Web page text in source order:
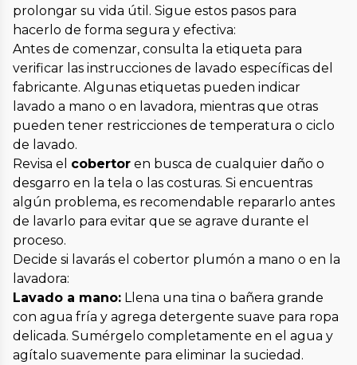
prolongar su vida útil. Sigue estos pasos para
hacerlo de forma segura y efectiva:
Antes de comenzar, consulta la etiqueta para
verificar las instrucciones de lavado específicas del
fabricante. Algunas etiquetas pueden indicar
lavado a mano o en lavadora, mientras que otras
pueden tener restricciones de temperatura o ciclo
de lavado.
Revisa el cobertor en busca de cualquier daño o
desgarro en la tela o las costuras. Si encuentras
algún problema, es recomendable repararlo antes
de lavarlo para evitar que se agrave durante el
proceso.
Decide si lavarás el cobertor plumón a mano o en la
lavadora:
Lavado a mano: Llena una tina o bañera grande
con agua fría y agrega detergente suave para ropa
delicada. Sumérgelo completamente en el agua y
agítalo suavemente para eliminar la suciedad.